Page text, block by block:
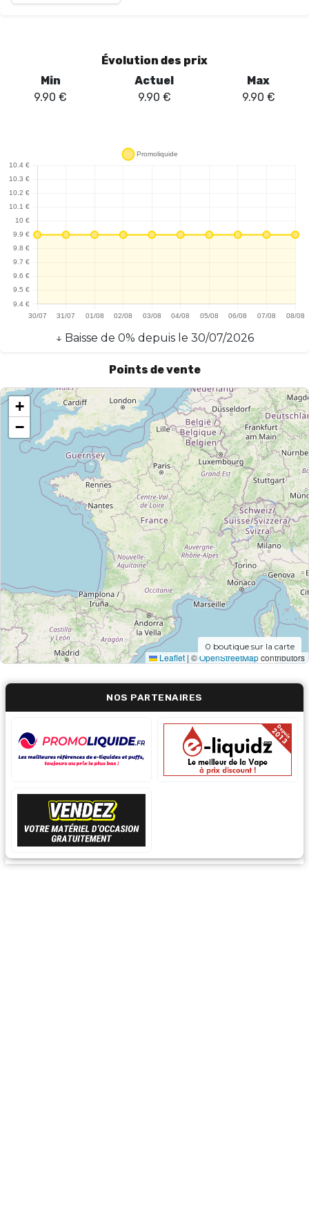
bouffées, ce qui en fait un compagnon idéal pour une utilisation
2ml, dosés à 20mg de sels de nicotine, offrent une combinaison
mangue. La technologie coil mesh assure une restitution des
saveurs optimale, permettant de savourer chaque inhalation
système de sécurité child-lock renforce la tranquillité d'esprit. En
somme, le Kit Tornado Mini Fumot Pêche Mangue se distingue par
sa performance et son élégance, faisant de lui un choix judicieux
pour les vapoteurs en quête de sensations fruitées.
Évolution des prix
Min
9.90 €
Actuel
9.90 €
Max
9.90 €
↓ Baisse de 0% depuis le 30/07/2026
Points de vente
+
−
Leaflet | ©OpenStreetMapcontributors
0 boutique sur la carte
NOS PARTENAIRES